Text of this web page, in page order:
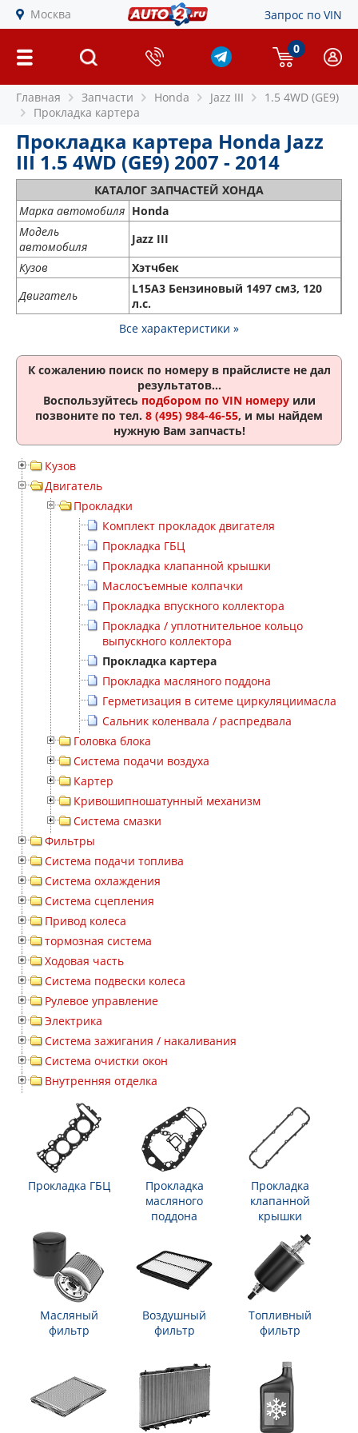
Москва Запрос по VIN
0
Главная Запчасти Honda Jazz III
1.5 4WD (GE9)
Прокладка картера
Прокладка картера Honda Jazz
III 1.5 4WD (GE9) 2007 - 2014
КАТАЛОГ ЗАПЧАСТЕЙ ХОНДА
Марка автомобиля Honda
Модель
автомобиля
Jazz III
Кузов
Хэтчбек
Двигатель
L15A3 Бензиновый 1497 см3, 120
л.с.
Все характеристики »
К сожалению поиск по номеру в прайслисте не дал
результатов...
Воспользуйтесь подбором по VIN номеруили
позвоните по тел. 8 (495) 984-46-55, и мы найдем
нужную Вам запчасть!
Кузов
Двигатель
Прокладки
Комплект прокладок двигателя
Прокладка ГБЦ
Прокладка клапанной крышки
Маслосъемные колпачки
Прокладка впускного коллектора
Прокладка / уплотнительное кольцо
выпускного коллектора
Прокладка картера
Прокладка масляного поддона
Герметизация в ситеме циркуляциимасла
Сальник коленвала / распредвала
Головка блока
Система подачи воздуха
Картер
Кривошипношатунный механизм
Система смазки
Фильтры
Система подачи топлива
Система охлаждения
Система сцепления
Привод колеса
тормозная система
Ходовая часть
Система подвески колеса
Рулевое управление
Электрика
Система зажигания / накаливания
Система очистки окон
Внутренняя отделка
Прокладка ГБЦ
Прокладка
масляного
поддона
Прокладка
клапанной
крышки
Масляный
фильтр
Воздушный
фильтр
Топливный
фильтр